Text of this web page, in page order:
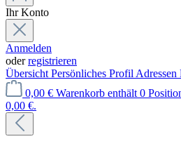
Ihr Konto
Anmelden
oderregistrieren
Übersicht Persönliches Profil Adressen
0,00 € Warenkorb enthält 0
0,00 €.